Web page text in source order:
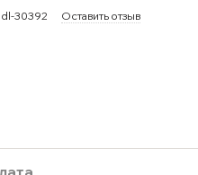
30392 Оставить отзыв